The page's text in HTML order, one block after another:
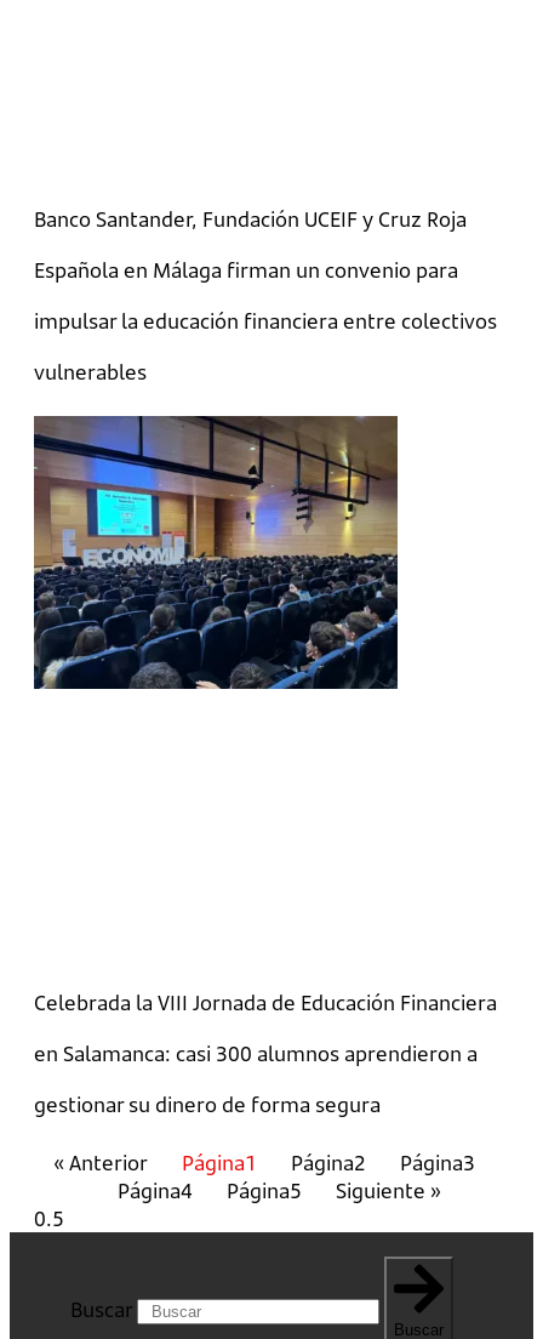
Banco Santander, Fundación UCEIF y Cruz Roja
Española en Málaga firman un convenio para
impulsar la educación financiera entre colectivos
vulnerables
Celebrada la VIII Jornada de Educación Financiera
en Salamanca: casi 300 alumnos aprendieron a
gestionar su dinero de forma segura
« Anterior Página1 Página2 Página3
Página4 Página5 Siguiente »
Buscar
Buscar